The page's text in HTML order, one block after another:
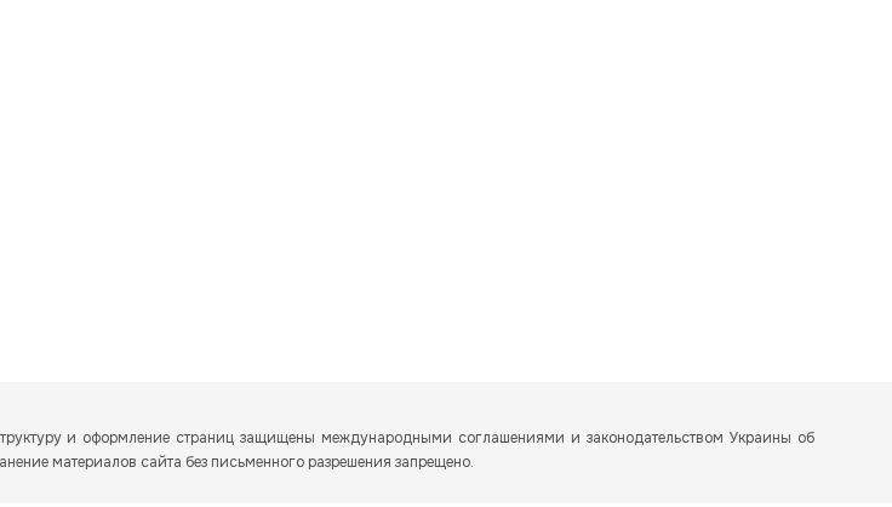
и оформление страниц защищены международными соглашениями и законодательством Украины об
материалов сайта без письменного разрешения запрещено.